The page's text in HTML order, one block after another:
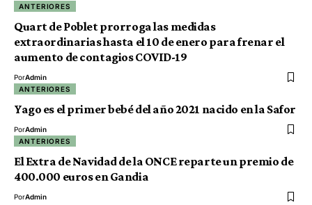
ANTERIORES
Quart de Poblet prorroga las medidas
extraordinarias hasta el 10 de enero para frenar el
aumento de contagios COVID-19
PorAdmin
ANTERIORES
Yago es el primer bebé del año 2021 nacido en la Safor
PorAdmin
ANTERIORES
El Extra de Navidad de la ONCE reparte un premio de
400.000 euros en Gandia
PorAdmin